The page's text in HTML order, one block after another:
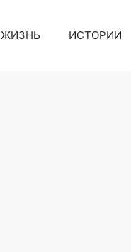
ЖИЗНЬ ИСТОРИИ